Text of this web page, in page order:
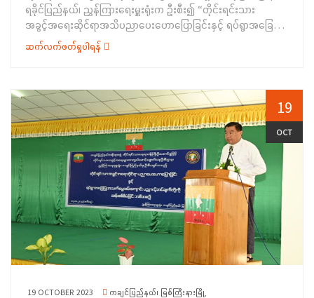
ပေးအပ်ခဲ့ပြီးနောက် အခမ်းအနားကို ရုတ်သိမ်းခဲ့ပါသည်။
အခမ်းအနားသို့ မြို့နယ် ကရင်စာပေနှင့်ယဉ်ကျေးမှုကော်မတီဝင်များ
လည်း တက်ရောက်ခဲ့ကြကြောင်းသိရှိရပါသည်။&nbsp;
အဆိုပါ အခမ်းအနားသို့ ဌာနဆိုင်ရာမှ တာဝန်ရှိသူများ၊ ဟားခါး
တက္ကသိုလ်တွင် တာဝန်ထမ်းဆောင်နေကြသော ဆရာ/ဆရာမများ၊ စီမံ
ရေးရာဝန်ထမ်းများ၊ တိုင်းရင်းသားဒေသများမှ လာရောက်ပညာသင်ယူ
ရခိုင်ပြည်နယ်၊ ညွှန်ကြားရေးမှူးရုံးက ဦးစီး၍ “တိုင်းရင်းသား
အခွင့်အရေးဆိုင်ရာအသိပညာပေးဟောပြောခြင်းနှင့် ရပ်ရွာအခြေပြု
အသက်မွေးဝမ်းကျောင်းပညာလိုအပ်ချက်တို့ကို ဆန်းစစ်စီမံခြင်း
အစီအစဉ်” ကို မောင်တောမြို့နယ်၊ မကျည်းကုန်းကျေးရွာ ဓမ္မသုခ
ပါသည်။&nbsp;&nbsp; &nbsp; &nbsp; &nbsp;အခမ်းအနား
တွင် မောင်တောမြို့နယ်၊ ဝေသာလီရပ်ကွက်မှ ရပ်မိရပ်ဖဦးစံမောင်
သိန်းနှင့် သက် တိုင်းရင်းသားစာပေနှင့်ယဉ်ကျေးမှုအသင်း ဥက္ကဋ္ဌ
ဦးဦးဘဦးတို့က ကြိုဆိုနှုတ်ခွန်းဆက် အမှာစကား ပြောကြားခဲ့ပါသည်။
ဆက်လက်၍ လူမှုဝန်ထမ်းဦးစီးဌာန၊ ဒုတိယညွှန်ကြားရေးမှူး ဒေါ်စိန်
သန်းကြည်က အမျိုးသမီးအခွင့်အရေး၊ မသန်စွမ်းအခွင့်အရေး၊
ကလေးသူငယ်အခွင့် အရေး၊ သက်ကြီးရွယ်အိုအခွင့်အရေး၊ ရှေးဦး
အရွယ် ကလေးသူငယ်ပြုစုပျိုးထောင်ရေးနှင့်ဖွံ့ဖြိုး ရေးဆိုင်ရာမူဝါဒ
တို့ကိုလည်းကောင်း၊ လူမှုဝန်ထမ်းဦးစီးဌာနဦးစီးအရာရှိ ဦးဝေယံ
အောင်က လူမှုရေးရာဖြစ်ရပ်စီမံခန့်ခွဲမှု ကိစ္စရပ်များကို လည်းကောင်း၊
တိုင်းရင်းသားအခွင့်အရေးများ ကာကွယ်စောင့်ရှောက်ရေးဦးစီးဌာန၊
ရခိုင်ပြည်နယ်၊ ညွှန်ကြားရေးမှူးရုံးမှ ဒုတိယဦးစီးမှူး ဦးမောင်သန်းဦး
အခြေခံဥပဒေပါ တိုင်းရင်းသားအခွင့်အရေး၊ နိုင်ငံသားအခွင့်အရေး
ဆက်လက်ဖတ်ရှုပါရန်
19
OCT
19 OCTOBER 2023 ကချင်ပြည်နယ်၊ မြစ်ကြီးနားမြို့